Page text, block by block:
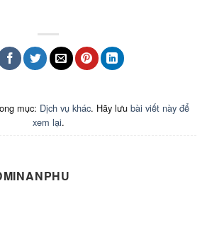
mục: Dịch vụ khác. Hãy lưu bài viết này để
xem lại.